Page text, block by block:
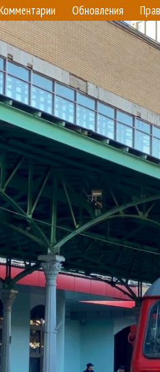
Обновления